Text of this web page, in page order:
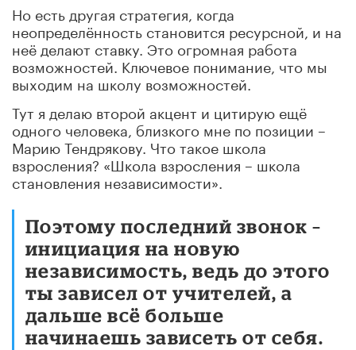
Но есть другая стратегия, когда
неопределённость становится ресурсной, и на
неё делают ставку. Это огромная работа
возможностей. Ключевое понимание, что мы
выходим на школу возможностей.
Тут я делаю второй акцент и цитирую ещё
одного человека, близкого мне по позиции –
Марию Тендрякову. Что такое школа
взросления? «Школа взросления – школа
становления независимости».
Поэтому последний звонок –
инициация на новую
независимость, ведь до этого
ты зависел от учителей, а
дальше всё больше
начинаешь зависеть от себя.